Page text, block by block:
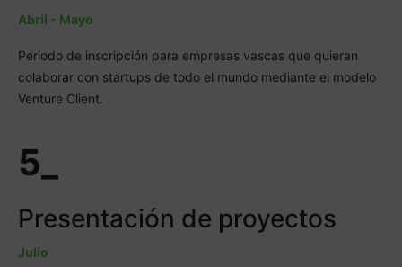
Abril - Mayo
Periodo de inscripción para empresas vascas que quieran
colaborar con startups de todo el mundo mediante el modelo
Venture Client.
5_
Presentación de proyectos
Julio